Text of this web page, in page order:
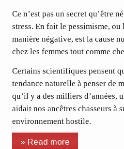
Ce n’est pas un secret qu’être
stress. En fait le pessimisme, ou
manière négative, est la cause
chez les femmes tout comme
Certains scientifiques pensent
tendance naturelle à penser de
qu’il y a des milliers d’années,
aidait nos ancêtres chasseurs à
environnement hostile.
» Read more